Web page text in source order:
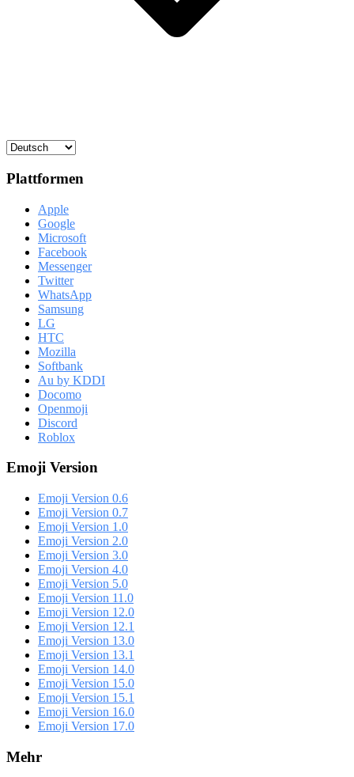
Plattformen
Apple
Google
Microsoft
Facebook
Messenger
Twitter
WhatsApp
Samsung
LG
HTC
Mozilla
Softbank
Au by KDDI
Docomo
Openmoji
Discord
Roblox
Emoji Version
Emoji Version 0.6
Emoji Version 0.7
Emoji Version 1.0
Emoji Version 2.0
Emoji Version 3.0
Emoji Version 4.0
Emoji Version 5.0
Emoji Version 11.0
Emoji Version 12.0
Emoji Version 12.1
Emoji Version 13.0
Emoji Version 13.1
Emoji Version 14.0
Emoji Version 15.0
Emoji Version 15.1
Emoji Version 16.0
Emoji Version 17.0
Mehr